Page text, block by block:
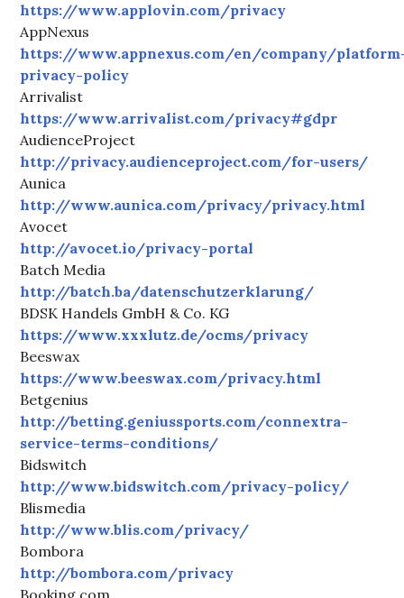
https://www.applovin.com/privacy
AppNexus
https://www.appnexus.com/en/company/
privacy-policy
Arrivalist
https://www.arrivalist.com/privacy#gdpr
AudienceProject
http://privacy.audienceproject.com/for-users/
Aunica
http://www.aunica.com/privacy/privacy.html
Avocet
http://avocet.io/privacy-portal
Batch Media
http://batch.ba/datenschutzerklarung/
BDSK Handels GmbH & Co. KG
https://www.xxxlutz.de/ocms/privacy
Beeswax
https://www.beeswax.com/privacy.html
Betgenius
http://betting.geniussports.com/connextra-
service-terms-conditions/
Bidswitch
http://www.bidswitch.com/privacy-policy/
Blismedia
http://www.blis.com/privacy/
Bombora
http://bombora.com/privacy
Booking.com